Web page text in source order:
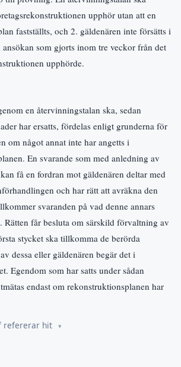
upphör utan att en
fastställts, och 2. gäldenären inte försätts i
som gjorts inom tre veckor från det
upphörde.
en återvinningstalan ska, sedan
har ersatts, fördelas enligt grunderna för
om något annat inte har angetts i
En svarande som med anledning av
få en fordran mot gäldenären deltar med
och har rätt att avräkna den
svaranden på vad denne annars
Rätten får besluta om särskild förvaltning av
stycket ska tillkomma de berörda
dessa eller gäldenären begär det i
Egendom som har satts under sådan
endast om rekonstruktionsplanen har
refererar hit